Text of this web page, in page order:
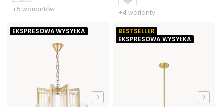
+5 wariantów +4 warianty
EKSPRESOWA WYSYŁKA
BESTSELLER
EKSPRESOWA WYSYŁKA